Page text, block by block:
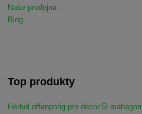
Naše prodejna
Blog
Top produkty
Herbol offenporig pro decor 5l mahagon